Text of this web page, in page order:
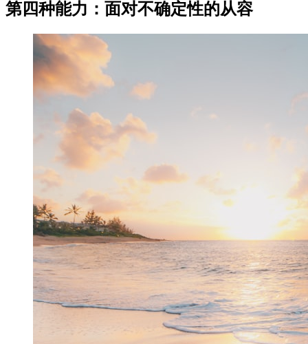
第四种能力：面对不确定性的从容